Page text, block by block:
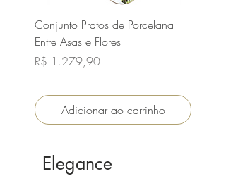
Conjunto Pratos de Porcelana
Entre Asas e Flores
Preço
R$ 1.279,90
Adicionar ao carrinho
Elegance